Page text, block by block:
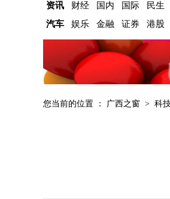
资讯 财经 国内 国际 民生
汽车
娱乐 金融 证券 港股
您当前的位置 ： 广西之窗 > 科